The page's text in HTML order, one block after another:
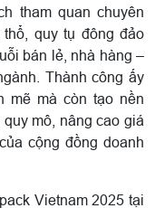
tham quan chuyên
quy tụ đông đảo
bán lẻ, nhà hàng –
Thành công ấy
mẽ mà còn tạo nền
mô, nâng cao giá
cộng đồng doanh
Vietnam 2025 tại